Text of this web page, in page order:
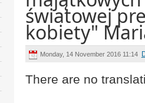
światowej
kobiety"
Monday, 14 November 2016 11:14
There are no